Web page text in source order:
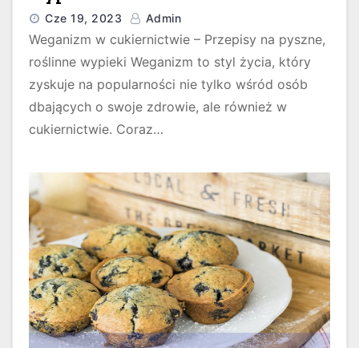
Cze 19, 2023 Admin
Weganizm w cukiernictwie – Przepisy na pyszne,
roślinne wypieki Weganizm to styl życia, który
zyskuje na popularności nie tylko wśród osób
dbających o swoje zdrowie, ale również w
cukiernictwie. Coraz…